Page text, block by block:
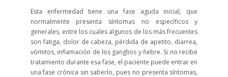
Esta enfermedad tiene una fase aguda inicial, que
normalmente presenta síntomas no específicos y
generales, entre los cuales algunos de los más frecuentes
son fatiga, dolor de cabeza, pérdida de apetito, diarrea,
vómitos, inflamación de los ganglios y fiebre. Si no recibe
tratamiento durante esa fase, el paciente puede entrar en
una fase crónica sin saberlo, pues no presenta síntomas,